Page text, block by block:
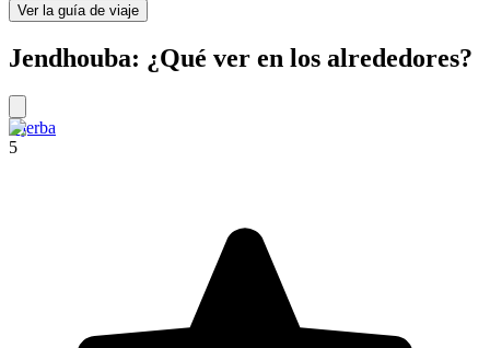
Ver la guía de viaje
Jendhouba: ¿Qué ver en los alrededores?
Djerba
5